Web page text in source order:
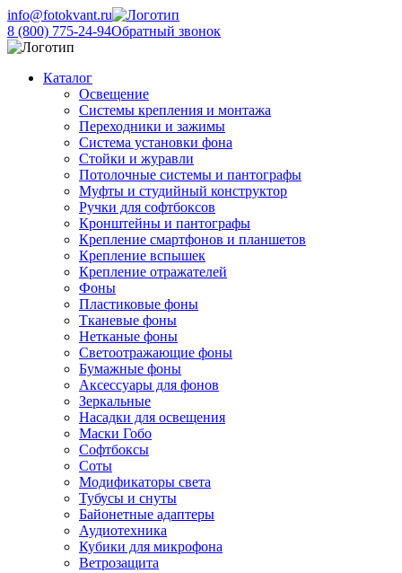
info@fotokvant.ru
8 (800) 775-24-94Обратный звонок
Каталог
Освещение
Системы крепления и монтажа
Переходники и зажимы
Система установки фона
Стойки и журавли
Потолочные системы и пантографы
Муфты и студийный конструктор
Ручки для софтбоксов
Кронштейны и пантографы
Крепление смартфонов и планшетов
Крепление вспышек
Крепление отражателей
Фоны
Пластиковые фоны
Тканевые фоны
Нетканые фоны
Светоотражающие фоны
Бумажные фоны
Аксессуары для фонов
Зеркальные
Насадки для освещения
Маски Гобо
Софтбоксы
Соты
Модификаторы света
Тубусы и снуты
Байонетные адаптеры
Аудиотехника
Кубики для микрофона
Ветрозащита